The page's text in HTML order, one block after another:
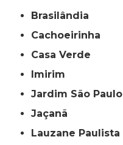
Brasilândia
Cachoeirinha
Casa Verde
Imirim
Jardim São Paulo
Jaçanã
Lauzane Paulista